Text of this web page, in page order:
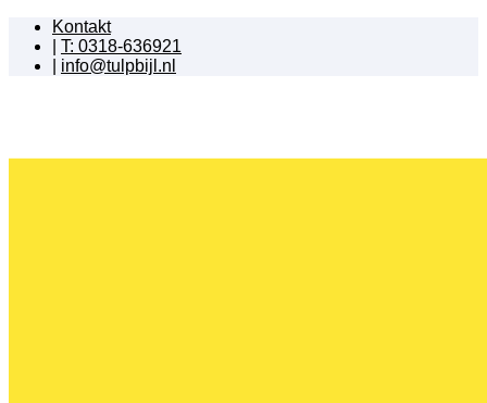
Kontakt
T: 0318-636921
info@tulpbijl.nl